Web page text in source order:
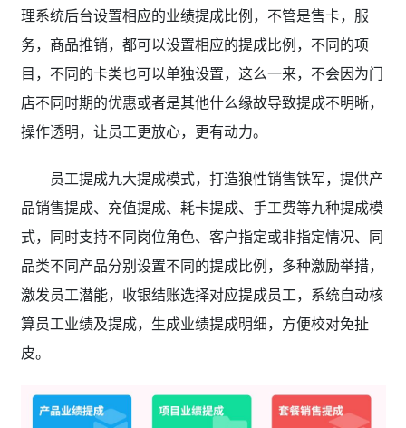
理系统后台设置相应的业绩提成比例，不管是售卡，服
务，商品推销，都可以设置相应的提成比例，不同的项
目，不同的卡类也可以单独设置，这么一来，不会因为门
店不同时期的优惠或者是其他什么缘故导致提成不明晰，
操作透明，让员工更放心，更有动力。
员工提成九大提成模式，打造狼性销售铁军，提供产
品销售提成、充值提成、耗卡提成、手工费等九种提成模
式，同时支持不同岗位角色、客户指定或非指定情况、同
品类不同产品分别设置不同的提成比例，多种激励举措，
激发员工潜能，收银结账选择对应提成员工，系统自动核
算员工业绩及提成，生成业绩提成明细，方便校对免扯
皮。